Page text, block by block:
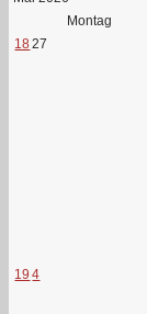
Montag
18 27
19 4